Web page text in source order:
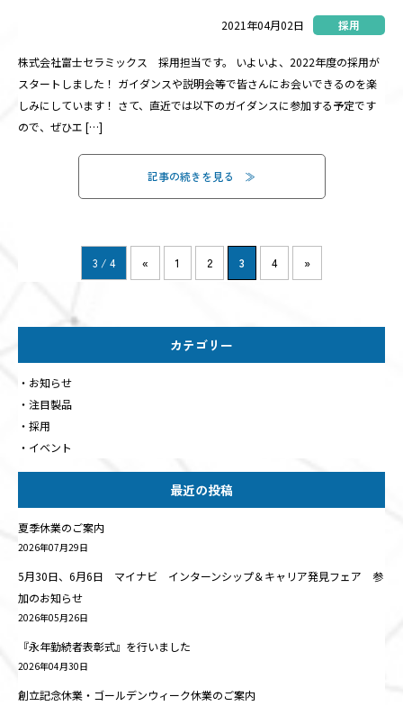
採用
2021年04月02日
株式会社富士セラミックス 採用担当です。 いよいよ、2022年度の採用が
スタートしました！ ガイダンスや説明会等で皆さんにお会いできるのを楽
しみにしています！ さて、直近では以下のガイダンスに参加する予定です
ので、ぜひエ […]
記事の続きを見る
3 / 4 « 1 2 3 4 »
カテゴリー
お知らせ
注目製品
採用
イベント
最近の投稿
夏季休業のご案内
2026年07月29日
5月30日、6月6日 マイナビ インターンシップ＆キャリア発見フェア 参
加のお知らせ
2026年05月26日
『永年勤続者表彰式』を行いました
2026年04月30日
創立記念休業・ゴールデンウィーク休業のご案内